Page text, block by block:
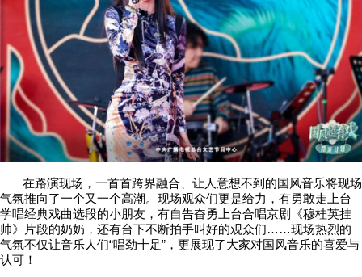
在路演现场，一首首跨界融合、让人意想不到的国风音乐将现场
气氛推向了一个又一个高潮。现场观众们更是给力，有勇敢走上台
学唱经典戏曲选段的小朋友，有自告奋勇上台合唱京剧《穆桂英挂
帅》片段的奶奶，还有台下不断拍手叫好的观众们……现场热烈的
气氛不仅让音乐人们“唱劲十足”，更展现了大家对国风音乐的喜爱与
认可！